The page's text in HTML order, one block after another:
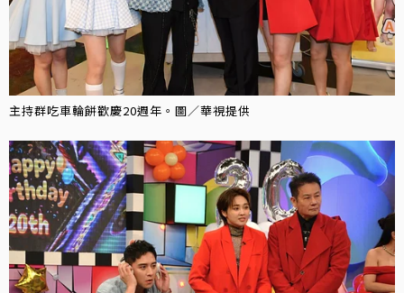
主持群吃車輪餅歡慶20週年。圖／華視提供